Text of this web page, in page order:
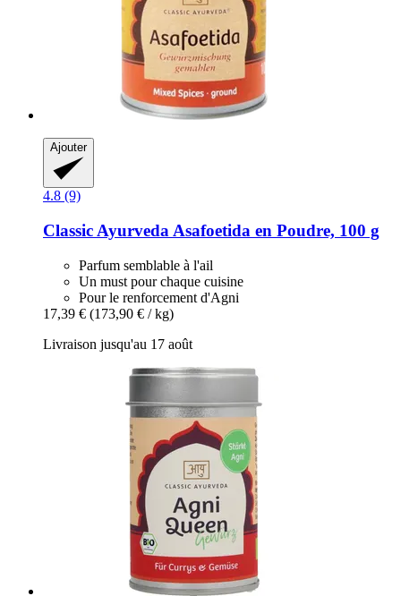
Ajouter
4.8 (9)
Classic Ayurveda Asafoetida en Poudre, 100 g
Parfum semblable à l'ail
Un must pour chaque cuisine
Pour le renforcement d'Agni
17,39 € (173,90 € / kg)
Livraison jusqu'au 17 août